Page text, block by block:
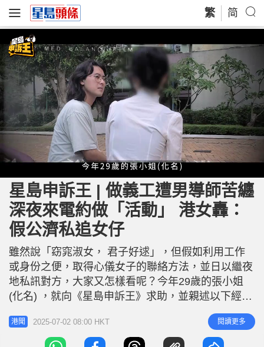
繁 简
n
m
u
t
o
a
d
e
d
:
1
5
.
0
6
星島申訴王 | 做義工遭男導師苦纏
深夜來電約做「活動」 港女轟：
假公濟私追女仔
雖然說「窈窕淑女， 君子好逑」，但假如利用工作
或身份之便，取得心儀女子的聯絡方法，並日以繼夜
地私訊對方，大家又怎樣看呢？今年29歲的張小姐
(化名) ，就向《星島申訴王》求助，並親述以下經
歷。 義務工作發展局(簡稱AVS)，是一間非牟利慈善
機構。張小姐是這間慈善機構的義工團組長，今年2
月4號晚上，她負責帶領十多名義工，到啟德體育園
港聞 2025-07-02 08:00 HKT 閱讀更多